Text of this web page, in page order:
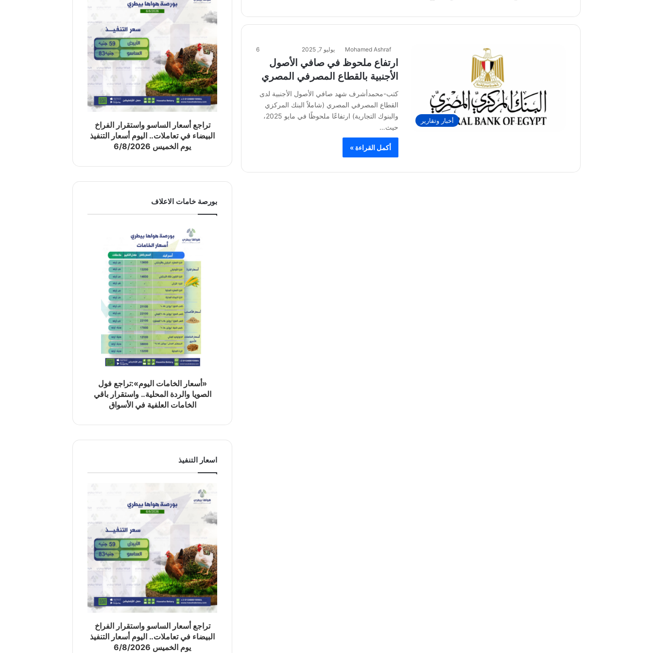
أخبار وتقارير
Mohamed Ashraf يوليو 7, 2025 6
ارتفاع ملحوظ في صافي الأصول
الأجنبية بالقطاع المصرفي المصري
كتب-محمدأشرف شهد صافي الأصول الأجنبية لدى
القطاع المصرفي المصري (شاملاً البنك المركزي
والبنوك التجارية) ارتفاعًا ملحوظًا في مايو 2025،
حيث…
أكمل القراءة »
تراجع أسعار الساسو واستقرار الفراخ
البيضاء في تعاملات.. اليوم أسعار التنفيذ
يوم الخميس 6/8/2026
بورصة خامات الاعلاف
«أسعار الخامات اليوم»:تراجع فول
الصويا والردة المحلية.. واستقرار باقي
الخامات العلفية في الأسواق
اسعار التنفيذ
تراجع أسعار الساسو واستقرار الفراخ
البيضاء في تعاملات.. اليوم أسعار التنفيذ
يوم الخميس 6/8/2026